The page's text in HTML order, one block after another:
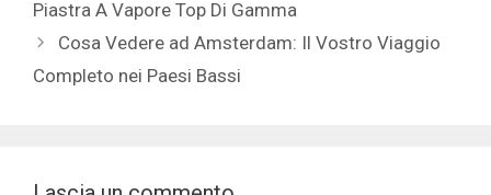
Piastra A Vapore Top Di Gamma
Cosa Vedere ad Amsterdam: Il Vostro Viaggio
Completo nei Paesi Bassi